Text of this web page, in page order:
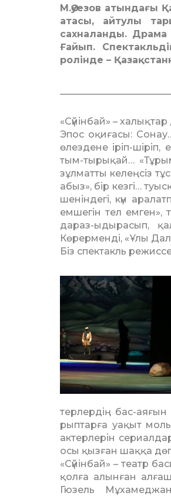
М.Әуезов атындағы
атасы, айтулы
сахналанды.
Ғайып.
ролінде –
«Сүйінбай» –
Эпос оқиғасы:
өлездене іріп-
тым-тырықай…
зұлматты келеңсіз
абыз», бір кезгі…
шеніндегі, күн
емшегін тел емген»,
дараз-ыдырасып,
Көрерменді, «Ұлы
Біз спектакль
терлердің бас-
рып­тарға уақыт
актерлерін
осы қызған шаққа
«Сүйінбай» – театр
қолға алынған
Гюзель